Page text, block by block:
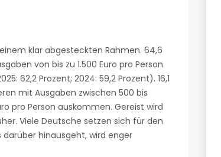
klar abgesteckten Rahmen. 64,6
von bis zu 1.500 Euro pro Person
62,2 Prozent; 2024: 59,2 Prozent). 16,1
mit Ausgaben zwischen 500 bis
pro Person auskommen. Gereist wird
Viele Deutsche setzen sich für den
darüber hinausgeht, wird enger